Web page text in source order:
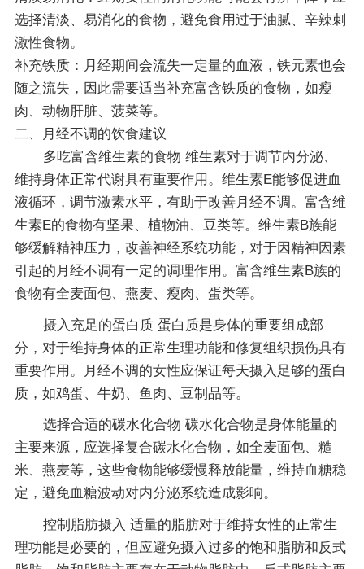
选择清淡、易消化的食物，避免食用过于油腻、辛辣刺
激性食物。
补充铁质：月经期间会流失一定量的血液，铁元素也会
随之流失，因此需要适当补充富含铁质的食物，如瘦
肉、动物肝脏、菠菜等。
二、月经不调的饮食建议
多吃富含维生素的食物 维生素对于调节内分泌、
维持身体正常代谢具有重要作用。维生素E能够促进血
液循环，调节激素水平，有助于改善月经不调。富含维
生素E的食物有坚果、植物油、豆类等。维生素B族能
够缓解精神压力，改善神经系统功能，对于因精神因素
引起的月经不调有一定的调理作用。富含维生素B族的
食物有全麦面包、燕麦、瘦肉、蛋类等。
摄入充足的蛋白质 蛋白质是身体的重要组成部
分，对于维持身体的正常生理功能和修复组织损伤具有
重要作用。月经不调的女性应保证每天摄入足够的蛋白
质，如鸡蛋、牛奶、鱼肉、豆制品等。
选择合适的碳水化合物 碳水化合物是身体能量的
主要来源，应选择复合碳水化合物，如全麦面包、糙
米、燕麦等，这些食物能够缓慢释放能量，维持血糖稳
定，避免血糖波动对内分泌系统造成影响。
控制脂肪摄入 适量的脂肪对于维持女性的正常生
理功能是必要的，但应避免摄入过多的饱和脂肪和反式